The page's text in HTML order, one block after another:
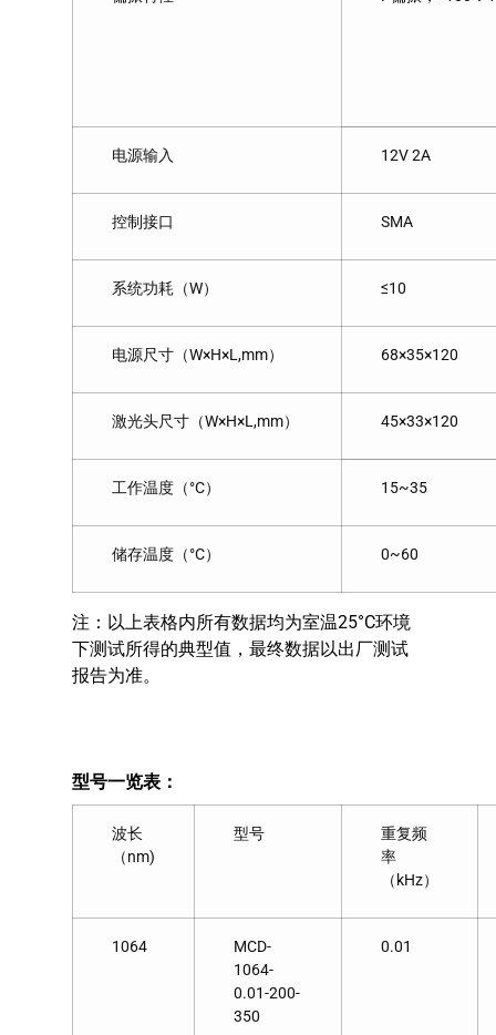
电源输入 12V 2A
控制接口 SMA
系统功耗（W） ≤10
电源尺寸（W×H×L,mm） 68×35×120
激光头尺寸（W×H×L,mm） 45×33×120
工作温度（°C） 15~35
储存温度（°C） 0~60
注：以上表格内所有数据均为室温25°C环境
下测试所得的典型值，最终数据以出厂测试
报告为准。
型号一览表：
波长
（nm)
型号
重复频
率
（kHz）
1064
MCD-
1064-
0.01-200-
350
0.01